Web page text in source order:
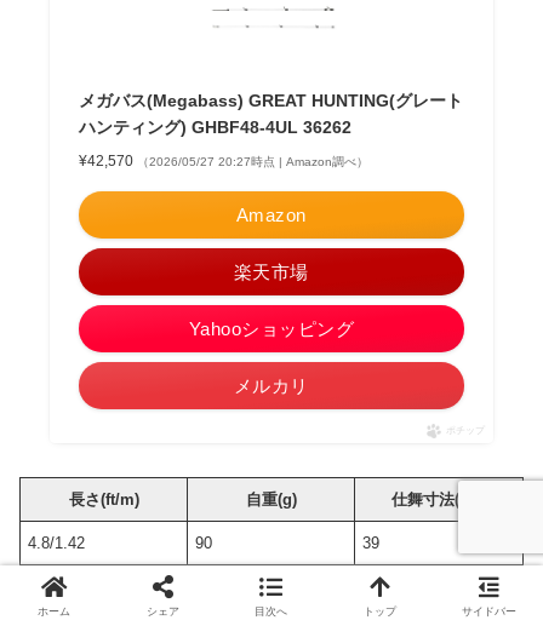
メガバス(Megabass) GREAT HUNTING(グレート
ハンティング) GHBF48-4UL 36262
¥42,570 （2026/05/27 20:27時点 | Amazon調べ）
Amazon
楽天市場
Yahooショッピング
メルカリ
ポチップ
長さ(ft/m) 自重(g) 仕舞寸法(cm)
4.8/1.42 90 39
ルアー(g)
ホーム シェア 目次へ トップ サイドバー